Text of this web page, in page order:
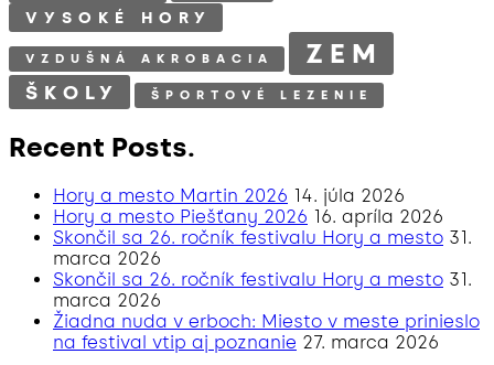
VYSOKÉ HORY
VZDUŠNÁ AKROBACIA ZEM
ŠKOLY ŠPORTOVÉ LEZENIE
Recent Posts.
Hory a mesto Martin 2026 14. júla 2026
Hory a mesto Piešťany 2026 16. apríla 2026
Skončil sa 26. ročník festivalu Hory a mesto 31.
marca 2026
Skončil sa 26. ročník festivalu Hory a mesto 31.
marca 2026
Žiadna nuda v erboch: Miesto v meste prinieslo
na festival vtip aj poznanie 27. marca 2026